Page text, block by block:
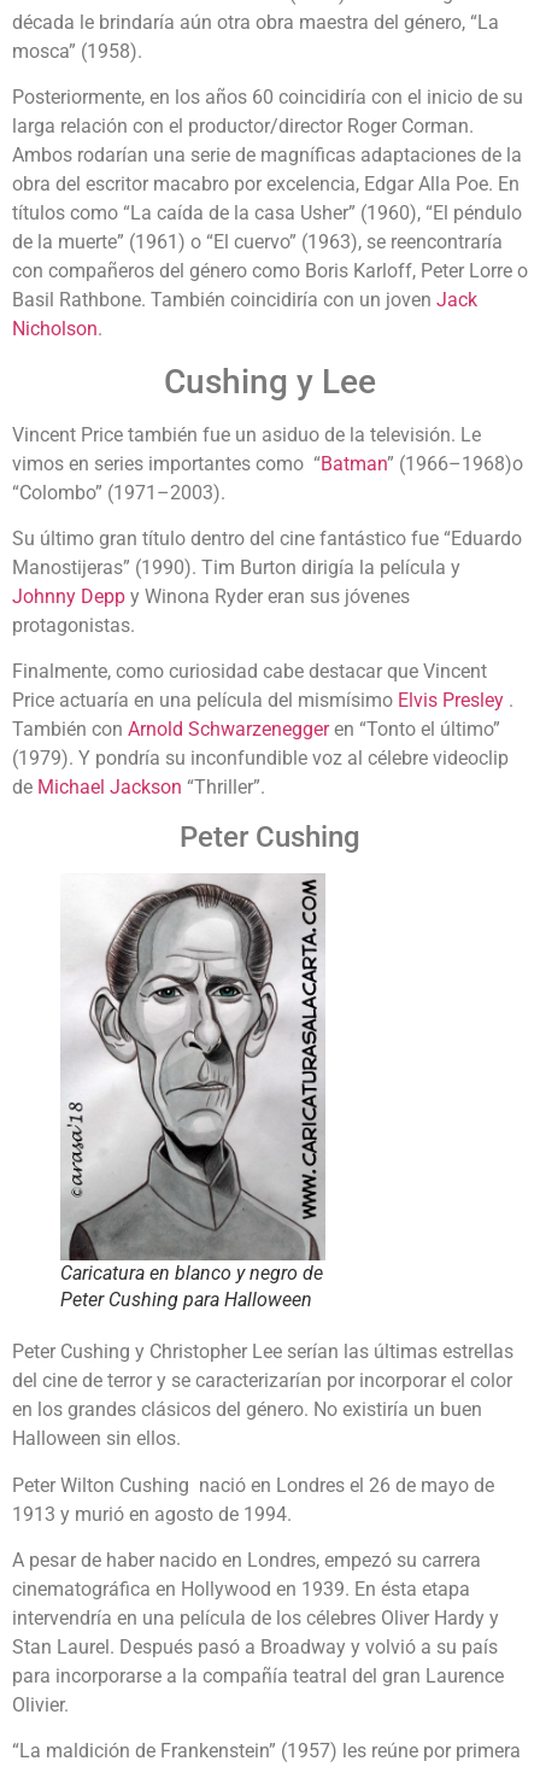
década le brindaría aún otra obra maestra del género, “La
mosca” (1958).
Posteriormente, en los años 60 coincidiría con el inicio de su
larga relación con el productor/director Roger Corman.
Ambos rodarían una serie de magníficas adaptaciones de la
obra del escritor macabro por excelencia, Edgar Alla Poe. En
títulos como “La caída de la casa Usher” (1960), “El péndulo
de la muerte” (1961) o “El cuervo” (1963), se reencontraría
con compañeros del género como Boris Karloff, Peter Lorre o
Basil Rathbone. También coincidiría con un joven Jack
Nicholson.
Cushing y Lee
Vincent Price también fue un asiduo de la televisión. Le
vimos en series importantes como “Batman” (1966–1968)o
“Colombo” (1971–2003).
Su último gran título dentro del cine fantástico fue “Eduardo
Manostijeras” (1990). Tim Burton dirigía la película y
Johnny Depp y Winona Ryder eran sus jóvenes
protagonistas.
Finalmente, como curiosidad cabe destacar que Vincent
Price actuaría en una película del mismísimo Elvis Presley .
También con Arnold Schwarzeneggeren “Tonto el último”
(1979). Y pondría su inconfundible voz al célebre videoclip
de Michael Jackson “Thriller”.
Peter Cushing
Caricatura en blanco y negro de
Peter Cushing para Halloween
Peter Cushing y Christopher Lee serían las últimas estrellas
del cine de terror y se caracterizarían por incorporar el color
en los grandes clásicos del género. No existiría un buen
Halloween sin ellos.
Peter Wilton Cushing nació en Londres el 26 de mayo de
1913 y murió en agosto de 1994.
A pesar de haber nacido en Londres, empezó su carrera
cinematográfica en Hollywood en 1939. En ésta etapa
intervendría en una película de los célebres Oliver Hardy y
Stan Laurel. Después pasó a Broadway y volvió a su país
para incorporarse a la compañía teatral del gran Laurence
Olivier.
“La maldición de Frankenstein” (1957) les reúne por primera